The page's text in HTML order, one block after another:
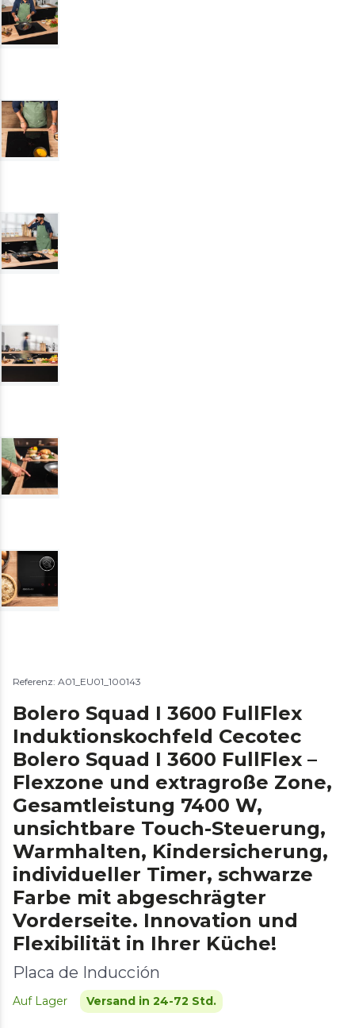
Referenz: A01_EU01_100143
Bolero Squad I 3600 FullFlex
Induktionskochfeld Cecotec
Bolero Squad I 3600 FullFlex –
Flexzone und extragroße Zone,
Gesamtleistung 7400 W,
unsichtbare Touch-Steuerung,
Warmhalten, Kindersicherung,
individueller Timer, schwarze
Farbe mit abgeschrägter
Vorderseite. Innovation und
Flexibilität in Ihrer Küche!
Placa de Inducción
Auf Lager Versand in 24-72 Std.